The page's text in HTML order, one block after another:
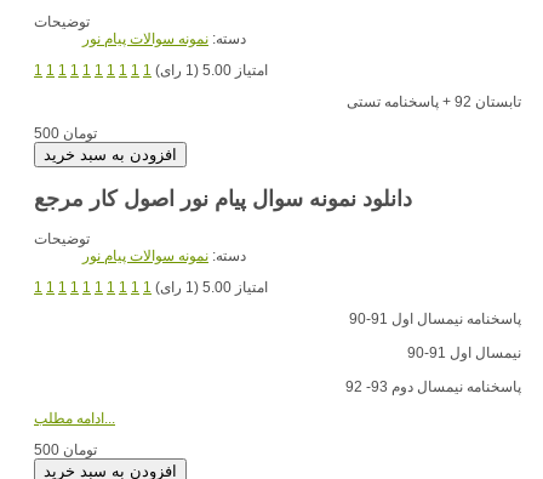
توضیحات
دسته: نمونه سوالات پیام نور
1 1 1 1 1 1 1 1 1 1
امتیاز 5.00 (1 رای)
تابستان 92 + پاسخنامه تستی
500 تومان
دانلود نمونه سوال پیام نور اصول کار مرجع
توضیحات
دسته: نمونه سوالات پیام نور
1 1 1 1 1 1 1 1 1 1
امتیاز 5.00 (1 رای)
پاسخنامه نیمسال اول 91-90
نیمسال اول 91-90
پاسخنامه نیمسال دوم 93- 92
ادامه مطلب...
500 تومان